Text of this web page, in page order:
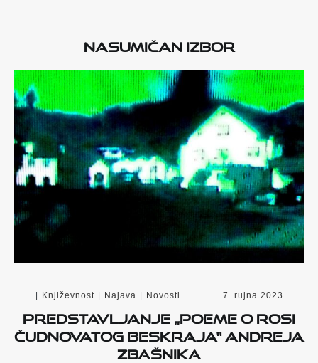
Nasumičan izbor
| Književnost | Najava | Novosti 7. rujna 2023.
Predstavljanje „Poeme o rosi
čudnovatog beskraja“ Andreja
Zbašnika